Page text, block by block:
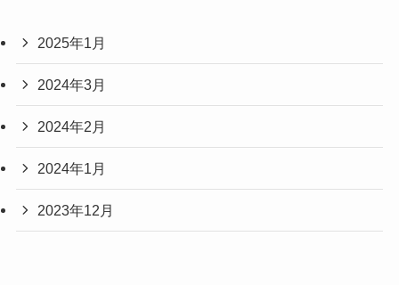
2025年1月
2024年3月
2024年2月
2024年1月
2023年12月